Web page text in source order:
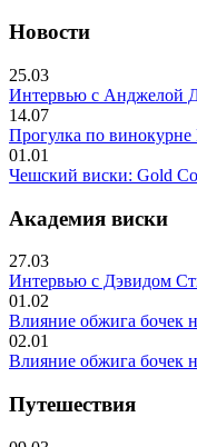
Новости
25.03
Интервью с Анджелой
14.07
Прогулка по винокурне
01.01
Чешский виски: Gold
Академия виски
27.03
Интервью с Дэвидом
01.02
Влияние обжига бочек
02.01
Влияние обжига бочек
Путешествия